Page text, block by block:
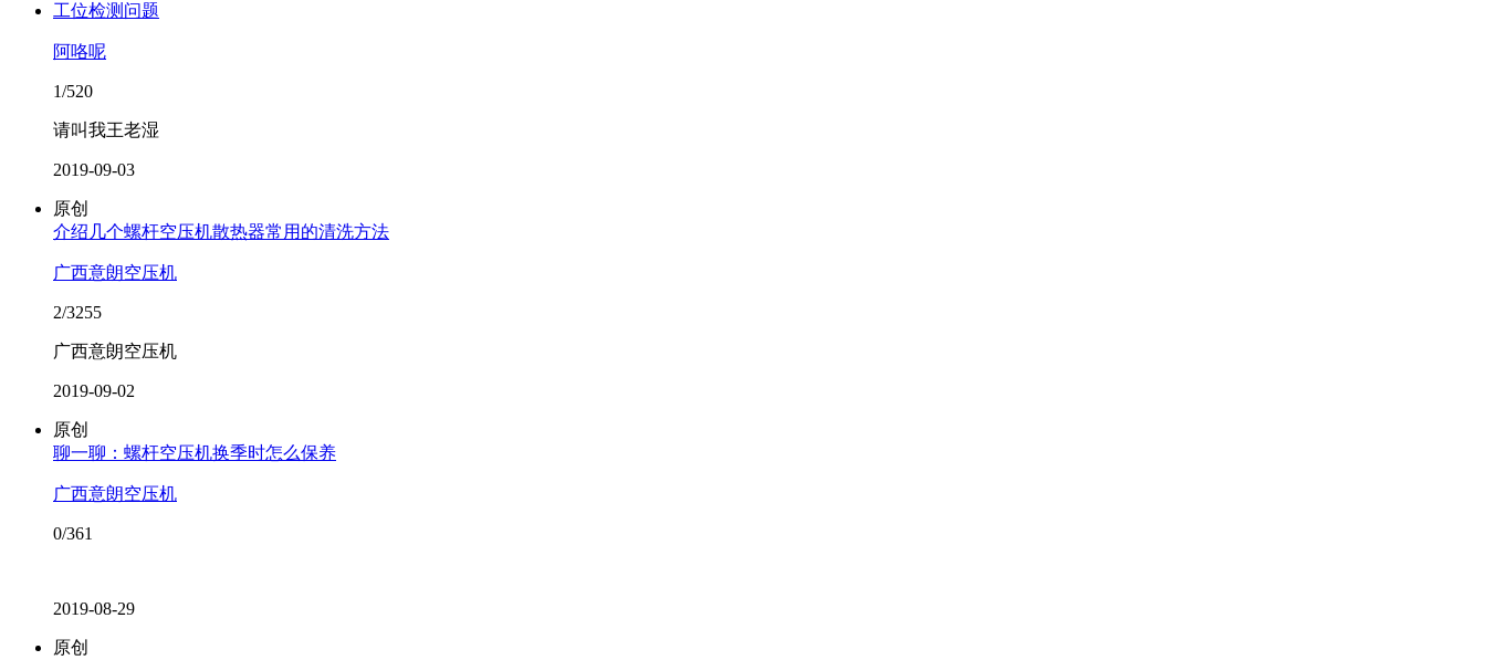
工位检测问题
阿咯呢
1/520
请叫我王老湿
2019-09-03
原创
介绍几个螺杆空压机散热器常用的清洗方法
广西意朗空压机
2/3255
广西意朗空压机
2019-09-02
原创
聊一聊：螺杆空压机换季时怎么保养
广西意朗空压机
0/361
2019-08-29
原创